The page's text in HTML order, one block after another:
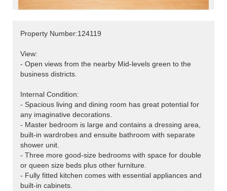
Property Number:124119
View:
- Open views from the nearby Mid-levels green to the
business districts.
Internal Condition:
- Spacious living and dining room has great potential for
any imaginative decorations.
- Master bedroom is large and contains a dressing area,
built-in wardrobes and ensuite bathroom with separate
shower unit.
- Three more good-size bedrooms with space for double
or queen size beds plus other furniture.
- Fully fitted kitchen comes with essential appliances and
built-in cabinets.